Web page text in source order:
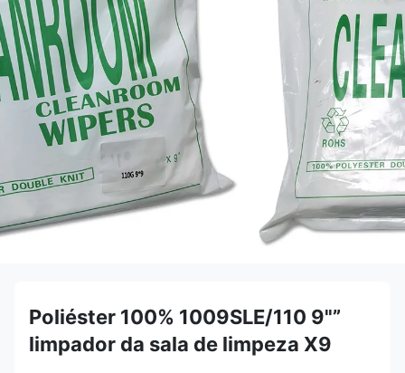
Poliéster 100% 1009SLE/110 9"”
limpador da sala de limpeza X9